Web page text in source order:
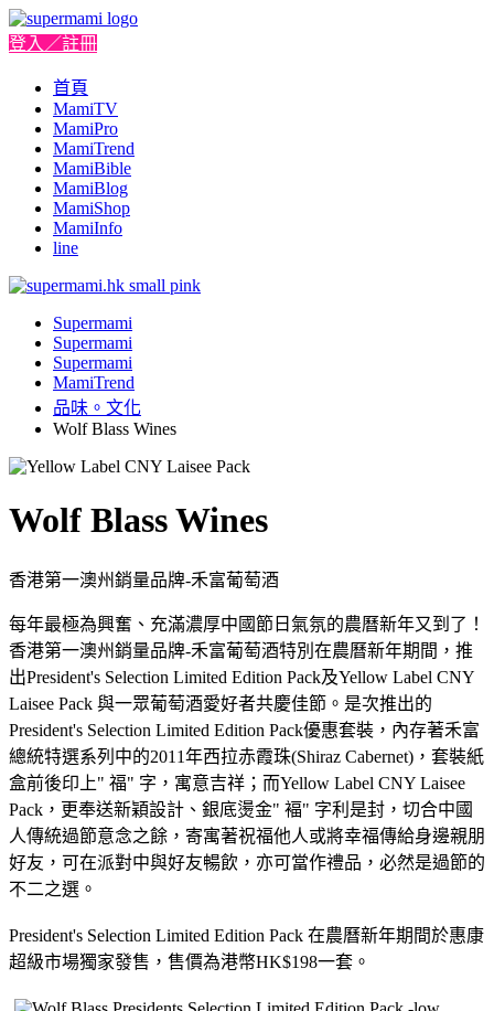
登入／註冊
首頁
MamiTV
MamiPro
MamiTrend
MamiBible
MamiBlog
MamiShop
MamiInfo
line
Supermami
Supermami
Supermami
MamiTrend
品味。文化
Wolf Blass Wines
Wolf Blass Wines
香港第一澳州銷量品牌-禾富葡萄酒
每年最極為興奮、充滿濃厚中國節日氣氛的農曆新年又到了！
香港第一澳州銷量品牌-禾富葡萄酒特別在農曆新年期間，推
出President's Selection Limited Edition Pack及Yellow Label CNY
Laisee Pack 與一眾葡萄酒愛好者共慶佳節。是次推出的
President's Selection Limited Edition Pack優惠套裝，內存著禾富
總統特選系列中的2011年西拉赤霞珠(Shiraz Cabernet)，套裝紙
盒前後印上" 福" 字，寓意吉祥；而Yellow Label CNY Laisee
Pack，更奉送新穎設計、銀底燙金" 褔" 字利是封，切合中國
人傳統過節意念之餘，寄寓著祝福他人或將幸福傳給身邊親朋
好友，可在派對中與好友暢飲，亦可當作禮品，必然是過節的
不二之選。
President's Selection Limited Edition Pack 在農曆新年期間於惠康
超級市場獨家發售，售價為港幣HK$198一套。